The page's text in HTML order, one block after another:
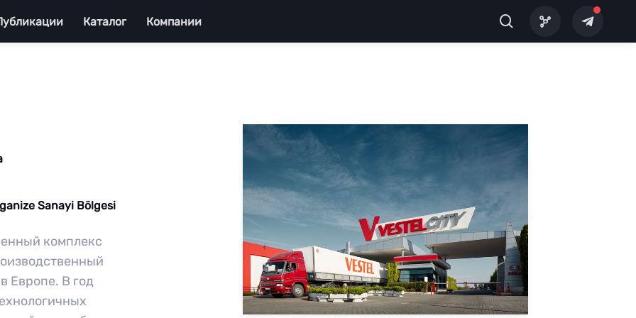
Каталог Компании
Sanayi Bölgesi
комплекс
Европе. В год